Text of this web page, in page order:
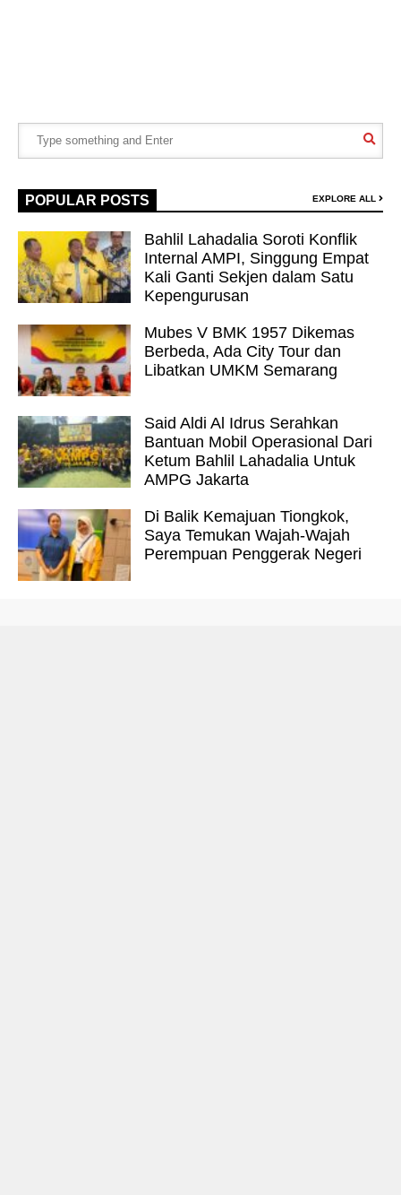
POPULAR POSTS EXPLORE ALL
Bahlil Lahadalia Soroti Konflik
Internal AMPI, Singgung Empat
Kali Ganti Sekjen dalam Satu
Kepengurusan
Mubes V BMK 1957 Dikemas
Berbeda, Ada City Tour dan
Libatkan UMKM Semarang
Said Aldi Al Idrus Serahkan
Bantuan Mobil Operasional Dari
Ketum Bahlil Lahadalia Untuk
AMPG Jakarta
Di Balik Kemajuan Tiongkok,
Saya Temukan Wajah-Wajah
Perempuan Penggerak Negeri